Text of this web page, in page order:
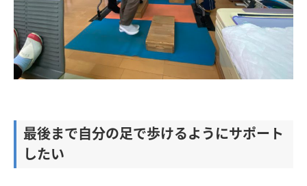
最後まで自分の足で歩けるようにサポート
したい